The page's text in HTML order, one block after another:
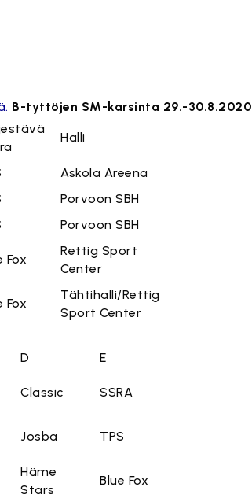
B-tyttöjen SM-karsinta 29.-30.8.2020
Halli
Askola Areena
Porvoon SBH
Porvoon SBH
Fox
Rettig Sport
Center
Fox
Tähtihalli/Rettig
Sport Center
D
E
Classic SSRA
Josba TPS
Häme
Stars
Blue Fox